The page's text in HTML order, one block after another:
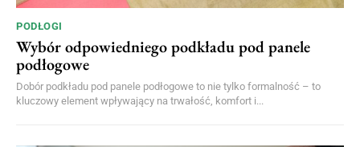
PODŁOGI
Wybór odpowiedniego podkładu pod panele
podłogowe
Dobór podkładu pod panele podłogowe to nie tylko formalność – to
kluczowy element wpływający na trwałość, komfort i...